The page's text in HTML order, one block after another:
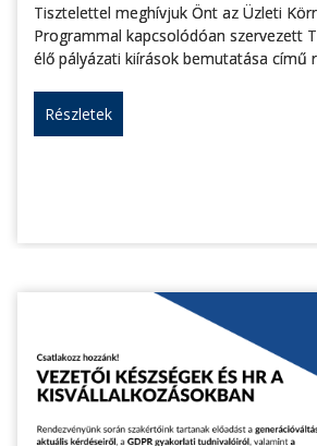
Tisztelettel meghívjuk Önt az Üzleti
Programmal kapcsolódóan szervezett
élő pályázati kiírások bemutatása című
Részletek